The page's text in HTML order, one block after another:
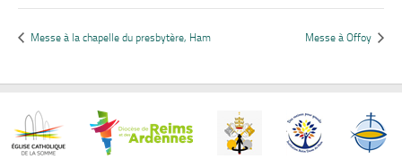
Messe à la chapelle du presbytère, Ham Messe à Offoy